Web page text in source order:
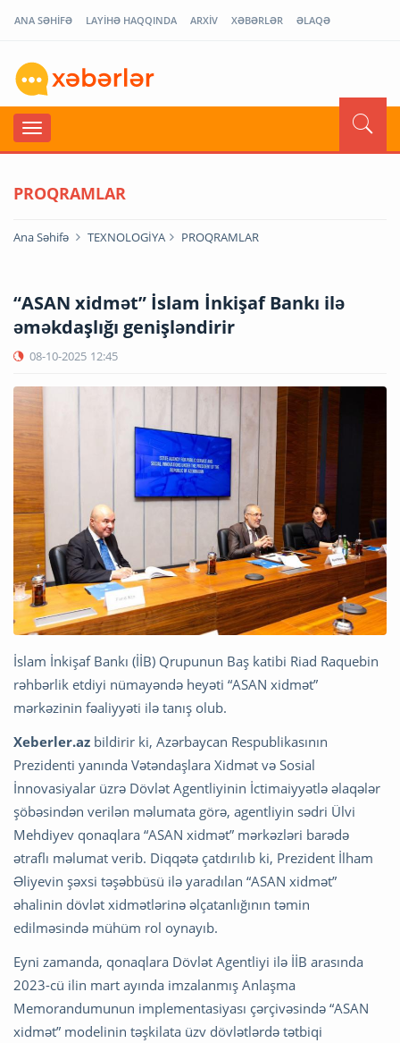
ANA SƏHİFƏ LAYİHƏ HAQQINDA ARXİV XƏBƏRLƏR ƏLAQƏ
PROQRAMLAR
Ana Səhifə TEXNOLOGİYA PROQRAMLAR
“ASAN xidmət” İslam İnkişaf Bankı ilə
əməkdaşlığı genişləndirir
08-10-2025 12:45
İslam İnkişaf Bankı (İİB) Qrupunun Baş katibi Riad Raquebin
rəhbərlik etdiyi nümayəndə heyəti “ASAN xidmət”
mərkəzinin fəaliyyəti ilə tanış olub.
Xeberler.az bildirir ki, Azərbaycan Respublikasının
Prezidenti yanında Vətəndaşlara Xidmət və Sosial
İnnovasiyalar üzrə Dövlət Agentliyinin İctimaiyyətlə əlaqələr
şöbəsindən verilən məlumata görə, agentliyin sədri Ülvi
Mehdiyev qonaqlara “ASAN xidmət” mərkəzləri barədə
ətraflı məlumat verib. Diqqətə çatdırılıb ki, Prezident İlham
Əliyevin şəxsi təşəbbüsü ilə yaradılan “ASAN xidmət”
əhalinin dövlət xidmətlərinə əlçatanlığının təmin
edilməsində mühüm rol oynayıb.
Eyni zamanda, qonaqlara Dövlət Agentliyi ilə İİB arasında
2023-cü ilin mart ayında imzalanmış Anlaşma
Memorandumunun implementasiyası çərçivəsində “ASAN
xidmət” modelinin təşkilata üzv dövlətlərdə tətbiqi